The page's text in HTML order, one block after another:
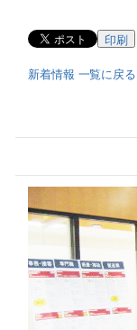
印刷
新着情報 一覧に戻る